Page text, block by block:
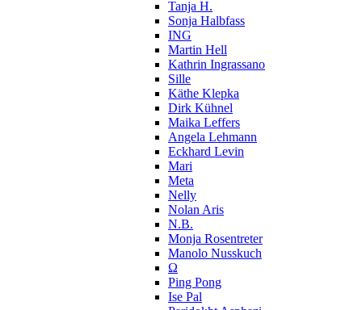
Tanja H.
Sonja Halbfass
ING
Martin Hell
Kathrin Ingrassano
Sille
Käthe Klepka
Dirk Kühnel
Maika Leffers
Angela Lehmann
Eckhard Levin
Mari
Meta
Nelly
Nolan Aris
N.B.
Monja Rosentreter
Manolo Nusskuch
Ω
Ping Pong
Ise Pal